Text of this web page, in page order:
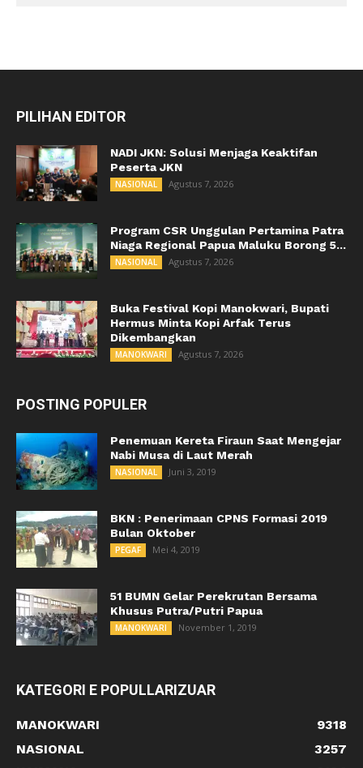
PILIHAN EDITOR
NADI JKN: Solusi Menjaga Keaktifan
Peserta JKN
NASIONAL Agustus 7, 2026
Program CSR Unggulan Pertamina Patra
Niaga Regional Papua Maluku Borong 5...
NASIONAL Agustus 7, 2026
Buka Festival Kopi Manokwari, Bupati
Hermus Minta Kopi Arfak Terus
Dikembangkan
MANOKWARI Agustus 7, 2026
POSTING POPULER
Penemuan Kereta Firaun Saat Mengejar
Nabi Musa di Laut Merah
NASIONAL Juni 3, 2019
BKN : Penerimaan CPNS Formasi 2019
Bulan Oktober
PEGAF Mei 4, 2019
51 BUMN Gelar Perekrutan Bersama
Khusus Putra/Putri Papua
MANOKWARI November 1, 2019
KATEGORI E POPULLARIZUAR
MANOKWARI
9318
NASIONAL
3257